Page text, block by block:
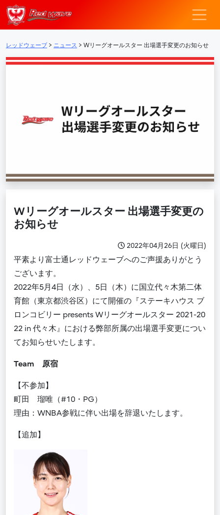
メインナビゲーション
レッドウェー
レッドウェーブ > ニュース > Wリーグオールスター 出場選手変更のお知らせ​
Wリーグオールスター 出場選手変更の
お知らせ​
2022年04月26日 (火曜日)
平素より富士通レッドウェーブへのご声援ありがとう
ございます。
2022年5月4日（水）、5日（木）に国立代々木第二体
育館（東京都渋谷区）にて開催の『ステーキハウス ブ
ロンコビリー presents Wリーグオールスター 2021-20
22 in 代々木』における弊部所属の出場選手変更につい
てお知らせいたします。
Team 原宿
【不参加】
町田 瑠唯（#10・PG）
理由：WNBA参戦に伴い出場を辞退いたします。
【追加】